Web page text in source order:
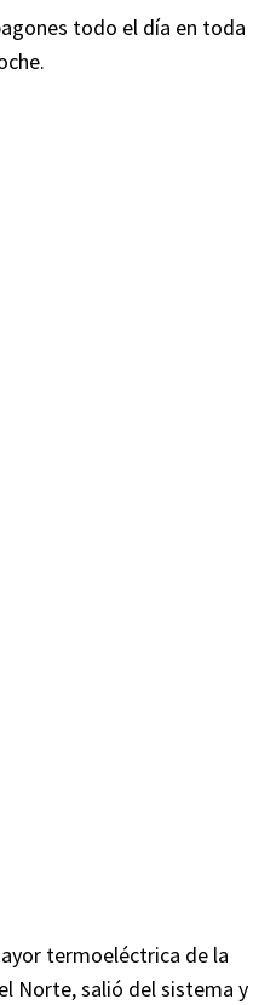
todo el día en toda
termoeléctrica de la
Norte, salió del sistema y